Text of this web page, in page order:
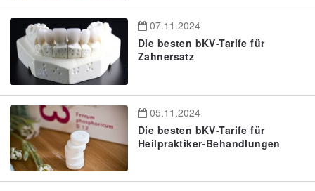
07.11.2024
Die besten bKV-Tarife für
Zahnersatz
05.11.2024
Die besten bKV-Tarife für
Heilpraktiker-Behandlungen